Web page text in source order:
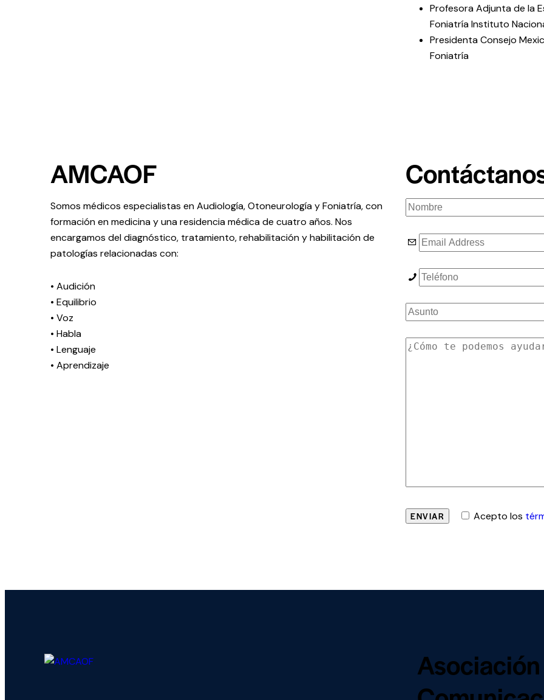
Profesora Adjunta de la
Foniatría Instituto
Presidenta Consejo
Foniatría
AMCAOF
Somos médicos especialistas en Audiología, Otoneurología y Foniatría, con
formación en medicina y una residencia médica de cuatro años. Nos
encargamos del diagnóstico, tratamiento, rehabilitación y habilitación de
patologías relacionadas con:
• Audición
• Equilibrio
• Voz
• Habla
• Lenguaje
• Aprendizaje
Acepto los